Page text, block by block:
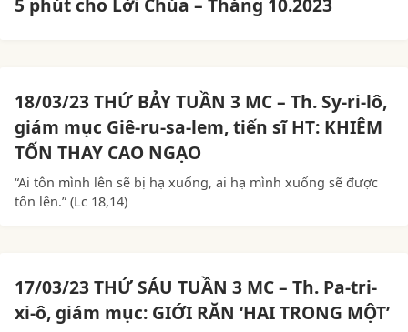
18/03/23 THỨ BẢY TUẦN 3 MC – Th. Sy-ri-lô,
giám mục Giê-ru-sa-lem, tiến sĩ HT: KHIÊM
TỐN THAY CAO NGẠO
“Ai tôn mình lên sẽ bị hạ xuống, ai hạ mình xuống sẽ được
tôn lên.” (Lc 18,14)
17/03/23 THỨ SÁU TUẦN 3 MC – Th. Pa-tri-
xi-ô, giám mục: GIỚI RĂN ‘HAI TRONG MỘT’